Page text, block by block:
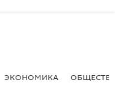
ЭКОНОМИКА